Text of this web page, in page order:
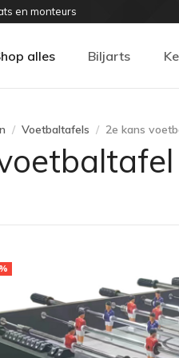
en monteurs
alles Biljarts
Voetbaltafels 2e kans